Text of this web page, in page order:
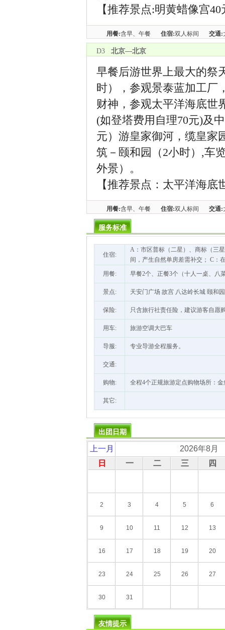
【推荐景点:明黄蜡像宫
用餐:含早、午餐 住宿:双人标间 交通:
D3 北京—北京
早餐后游世界上最大的祭
时），参观景泰蓝加工厂
财神，参观太平洋海底世
(如登塔费用自理70元)及
元）游皇家御河，缆皇家
筑－颐和园（2小时）,车
外景）。
【推荐景点：太平洋海
用餐:含早、午餐 住宿:双人标间 交通:
服务标准
住宿:
A：市区普标（二星）、商标（三
间，产生自然单房差需补交； C：
用餐:
早餐2个、正餐3个（十人一桌、八
景点: 天安门广场 故宫 八达岭长城 颐和
保险: 只含旅行社责任险，建议游客自愿
用车: 旅游空调大巴车
导服: 专业导游全程服务。
交通:
购物: 全程4个正规旅游定点购物场所：
其它:
出团日期
上一月
2026年8月
日
一 二 三 四
2 3 4 5 6
9 10 11 12 13
16 17 18 19 20
23 24 25 26 27
30 31
友情提示